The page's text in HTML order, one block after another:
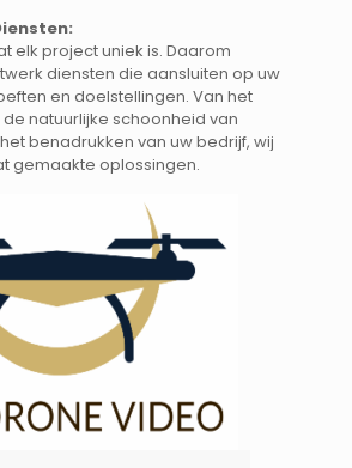
elk project uniek is. Daarom
diensten die aansluiten op uw
en doelstellingen. Van het
natuurlijke schoonheid van
benadrukken van uw bedrijf, wij
gemaakte oplossingen.